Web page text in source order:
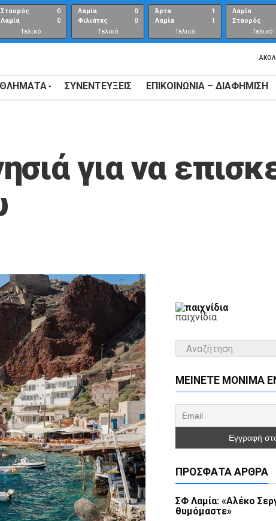
Σταυρός
Λαμία
0
0
Τελικό
αποτέλεσμα
Λαμία
Φιλιάτες
0
0
Τελικό
Αποτέλεσμα
Άρτα
Λαμία
1
1
Τελικό
αποτέλεσμα
Λαμία
Σταυρός
Τελικό
ΣΥΝΕΝΤΕΎΞΕΙΣ ΕΠΙΚΟΙΝΩΝΊΑ – ΔΙΑΦΉΜΙΣΗ
για να
παιχνίδια
ΜΕΊΝΕΤΕ ΜΌΝΙΜΑ
ΠΡΌΣΦΑΤΑ ΆΡΘΡΑ
ΣΦ Λαμία: «Αλέκο
θυμόμαστε»